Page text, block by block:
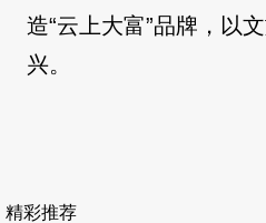
造“云上大富”品牌，以
兴。
精彩推荐